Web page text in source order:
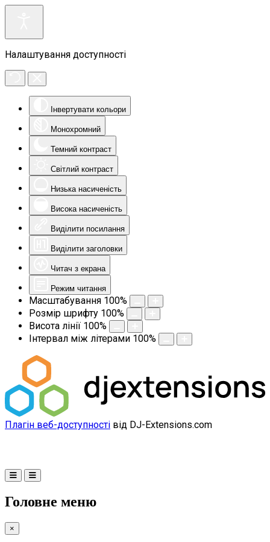
Налаштування доступності
Інвертувати кольори
Монохромний
Темний контраст
Світлий контраст
Низька насиченість
Висока насиченість
Виділити посилання
Виділити заголовки
Читач з екрана
Режим читання
Масштабування 100%
Розмір шрифту 100%
Висота лінії 100%
Інтервал між літерами 100%
Плагін веб-доступності від DJ-Extensions.com
Головне меню
×